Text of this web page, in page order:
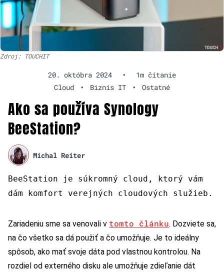
Zdroj: TOUCHIT
20. októbra 2024 •
1m čítanie
Cloud
• Biznis IT • Ostatné
Ako sa používa Synology
BeeStation?
Michal Reiter
BeeStation je súkromný cloud, ktorý vám
dám komfort verejných cloudových služieb.
Zariadeniu sme sa venovali v tomto článku. Dozviete sa,
na čo všetko sa dá použiť a čo umožňuje. Je to ideálny
spôsob, ako mať svoje dáta pod vlastnou kontrolou. Na
rozdiel od externého disku ale umožňuje zdieľanie dát